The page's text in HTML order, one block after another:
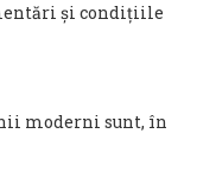
și condițiile
moderni sunt, în